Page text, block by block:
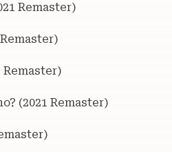
Remaster)
Remaster)
(2021 Remaster)